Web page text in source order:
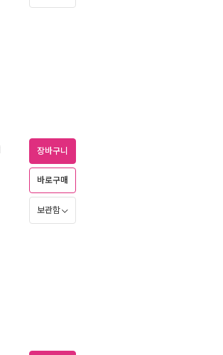
장바구니
바로구매
보관함